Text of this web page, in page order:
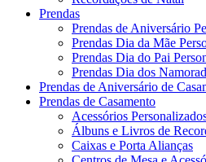
Prendas
Prendas de Aniversário
Prendas Dia da Mãe
Prendas Dia do Pai
Prendas Dia dos
Prendas de Aniversário de
Prendas de Casamento
Acessórios
Álbuns e Livros de
Caixas e Porta Alianças